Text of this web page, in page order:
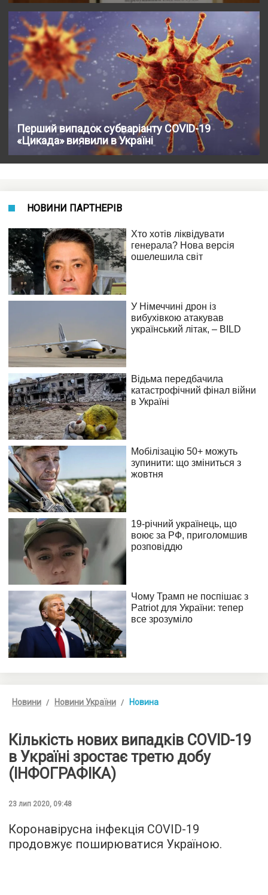
Перший випадок субваріанту COVID-19
«Цикада» виявили в Україні
НОВИНИ ПАРТНЕРІВ
Новини Новини України Новина
Кількість нових випадків COVID-19
в Україні зростає третю добу
(ІНФОГРАФІКА)
23 лип 2020, 09:48
Коронавірусна інфекція COVID-19
продовжує поширюватися Україною.